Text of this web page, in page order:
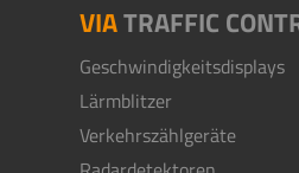
VIATRAFFIC
Geschwindigkeitsdisplays
Lärmblitzer
Verkehrszählgeräte